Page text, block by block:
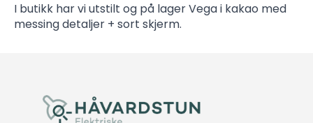
I butikk har vi utstilt og på lager Vega i kakao med
messing detaljer + sort skjerm.